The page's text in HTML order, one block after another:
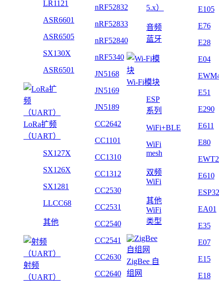
LR1121
ASR6601
ASR6505
SX130X
ASR6501
LoRa扩频
（UART）
SX127X
SX126X
SX1281
LLCC68
其他
射频
（UART）
nRF52832
nRF52833
nRF52840
nRF5340
JN5168
JN5169
JN5189
CC2642
CC1101
CC1310
CC1312
CC2530
CC2531
CC2540
CC2541
CC2630
CC2640
5.x）
音频
蓝牙
Wi-Fi模块
ESP
系列
WiFi+BLE
WiFi
mesh
双频
WiFi
其他
WiFi
类型
ZigBee 自
组网
E105
E76
E28
E04
E51
E290
E611
E80
E610
ESP32
EA01
E35
E07
E15
E18